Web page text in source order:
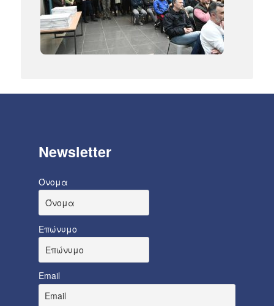
Newsletter
Όνομα
Επώνυμο
Email